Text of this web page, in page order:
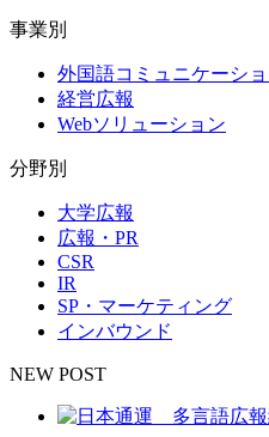
事業別
外国語コミュニケーシ
経営広報
Webソリューション
分野別
大学広報
広報・PR
CSR
IR
SP・マーケティング
インバウンド
NEW POST